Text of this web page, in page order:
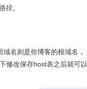
径。
名则是你博客的根域名，
修改保存host表之后就可以